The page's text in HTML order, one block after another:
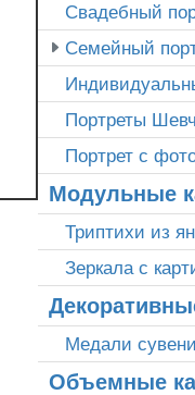
Свадебный
Семейный
Портрет c
Модульные
Триптихи из
Зеркала с
Медали
Объемные